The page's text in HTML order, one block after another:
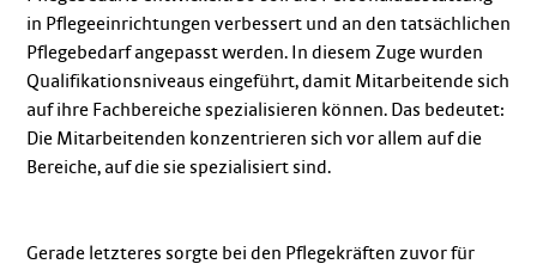
in Pflegeeinrichtungen verbessert und an den tatsächlichen
Pflegebedarf angepasst werden. In diesem Zuge wurden
Qualifikationsniveaus eingeführt, damit Mitarbeitende sich
auf ihre Fachbereiche spezialisieren können. Das bedeutet:
Die Mitarbeitenden konzentrieren sich vor allem auf die
Bereiche, auf die sie spezialisiert sind.
Gerade letzteres sorgte bei den Pflegekräften zuvor für